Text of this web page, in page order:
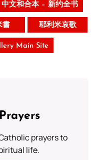
中文和合本 – 新约全书
書 耶利米哀歌
Main Site
prayers to
life.